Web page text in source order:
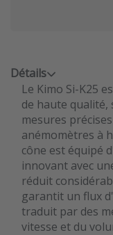
Détails
Le Kimo Si-K25
de haute qualité,
mesures
anémomètres à
cône est équipé
innovant avec
réduit
garantit un flux
traduit par des
vitesse et du